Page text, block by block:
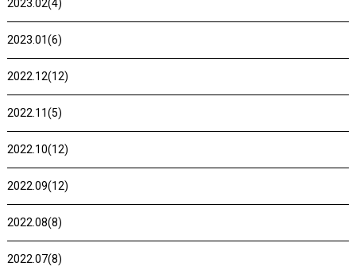
2023.02(4)
2023.01(6)
2022.12(12)
2022.11(5)
2022.10(12)
2022.09(12)
2022.08(8)
2022.07(8)